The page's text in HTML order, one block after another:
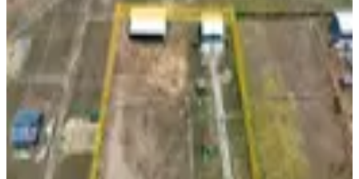
İzmir Menderes Altıntepede 4080 Arsa
2+1 Evi Dam Çiftlik Yeri
İzmir, Menderes
4080 m²·01.07.2026
65.000 ₺